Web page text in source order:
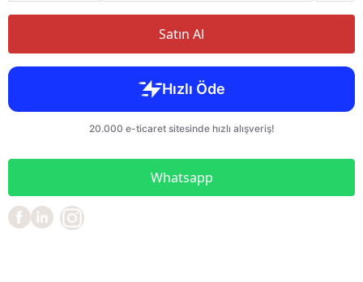
Satın Al
Whatsapp